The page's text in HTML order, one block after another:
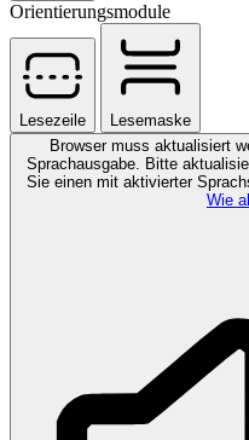
Orientierungsmodule
Lesezeile
Lesemaske
Browser muss aktualisiert
Sprachausgabe. Bitte
Sie einen mit aktivierter
Wie